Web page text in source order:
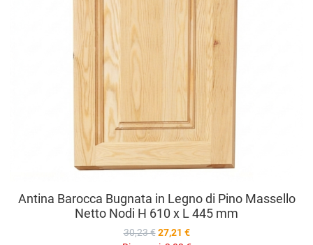
Antina Barocca Bugnata in Legno di Pino Massello
Netto Nodi H 610 x L 445 mm
30,23 € 27,21 €